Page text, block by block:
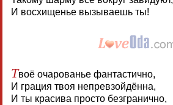
И восхищенье вызываешь ты!
Твоё очарованье фантастично,
И грация твоя непревзойдённа,
И ты красива просто безгранично,